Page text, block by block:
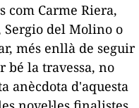
com Carme Riera,
Sergio del Molino o
més enllà de seguir
bé la travessa, no
anècdota d'aquesta